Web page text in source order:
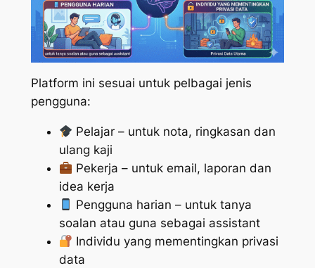
Platform ini sesuai untuk pelbagai jenis
pengguna:
Pelajar – untuk nota, ringkasan dan
ulang kaji
Pekerja – untuk email, laporan dan
idea kerja
Pengguna harian – untuk tanya
soalan atau guna sebagai assistant
Individu yang mementingkan privasi
data